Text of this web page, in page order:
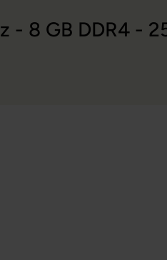
- 8 GB DDR4 -